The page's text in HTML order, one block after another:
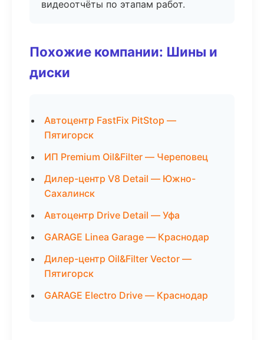
видеоотчёты по этапам работ.
Похожие компании: Шины и
диски
Автоцентр FastFix PitStop —
Пятигорск
ИП Premium Oil&Filter — Череповец
Дилер-центр V8 Detail — Южно-
Сахалинск
Автоцентр Drive Detail — Уфа
GARAGE Linea Garage — Краснодар
Дилер-центр Oil&Filter Vector —
Пятигорск
GARAGE Electro Drive — Краснодар